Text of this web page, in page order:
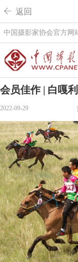
 返回
中国摄影家协会官方网
会员佳作 | 白嘎
2022-09-29